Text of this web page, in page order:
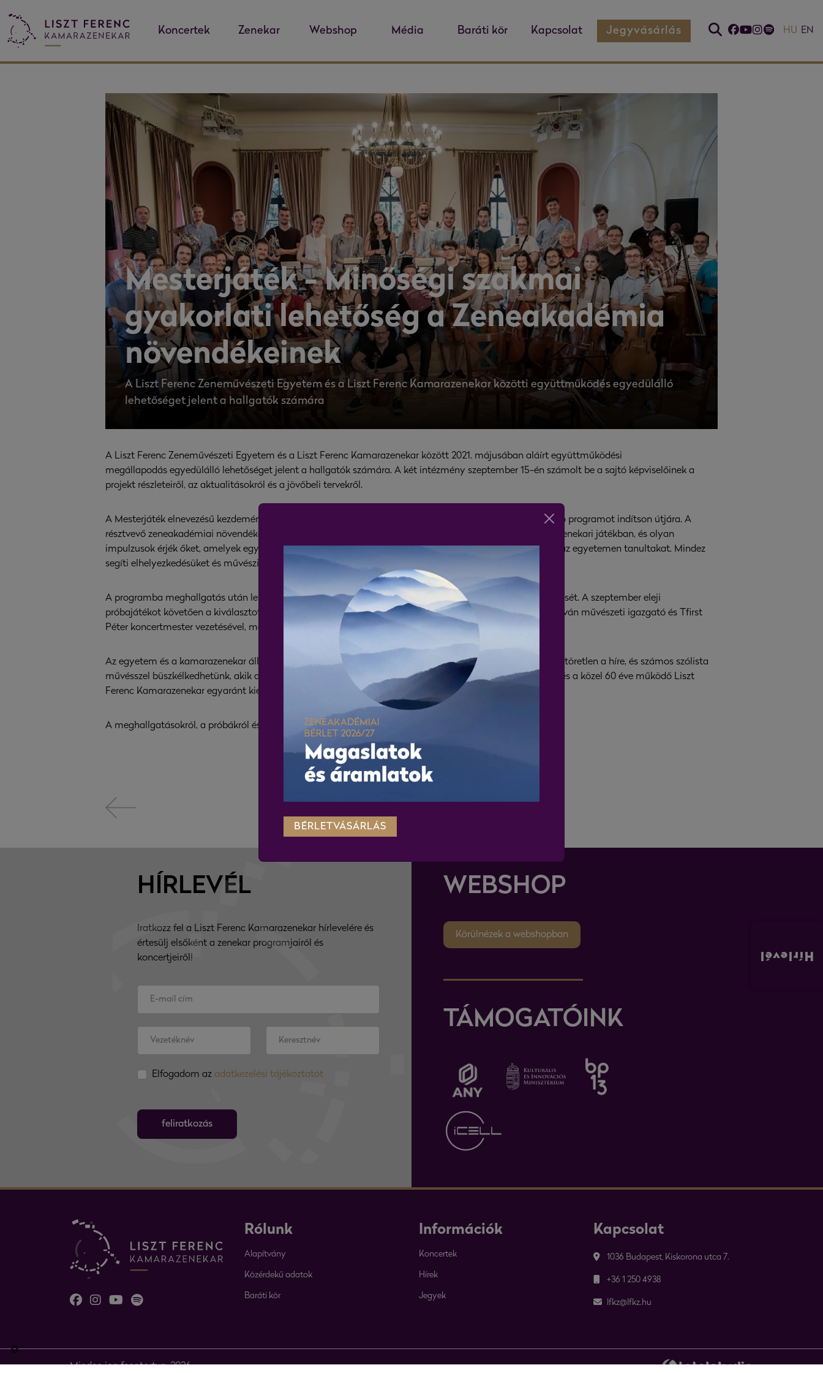
Koncertek Zenekar Webshop Média Baráti kör Kapcsolat Jegyvásárlás HU EN
Mesterjáték - Minőségi szakmai
gyakorlati lehetőség a Zeneakadémia
növendékeinek
A Liszt Ferenc Zeneművészeti Egyetem és a Liszt Ferenc Kamarazenekar közötti együttműködés egyedülálló
lehetőséget jelent a hallgatók számára
A Liszt Ferenc Zeneművészeti Egyetem és a Liszt Ferenc Kamarazenekar között 2021. májusában aláírt együttműködési
megállapodás egyedülálló lehetőséget jelent a hallgatók számára. A két intézmény szeptember 15-én számolt be a sajtó képviselőinek a
projekt részleteiről, az aktualitásokról és a jövőbeli tervekről.
A Mesterjáték elnevezésű kezdeményezés célja, hogy generációkon átívelő, hosszú távú tehetségtámogató programot indítson útjára. A
résztvevő zeneakadémiai növendékek egyedülálló lehetőséget kapnak, hogy tapasztalatot szerezzenek a zenekari játékban, és olyan
impulzusok érjék őket, amelyek egy egész életre meghatározhatják zenei pályájuk alakulását, kiegészítve az egyetemen tanultakat. Mindez
segíti elhelyezkedésüket és művészi fejlődésüket.
A programba meghallgatás után lehetett felvételt nyerni, 59 zeneakadémista növendék adta be jelentkezését. A szeptember eleji
próbajátékot követően a kiválasztott diákokkal többhónapos közös próbaidőszak vette kezdetét Várdai István művészeti igazgató és Tfirst
Péter koncertmester vezetésével, majd egy közös zeneakadémiai koncert és egy külföldi turné következik.
Az egyetem és a kamarazenekar álláspontja, hogy a magyar klasszikus zene fontos exportcikk, a világban töretlen a híre, és számos szólista
művésszel büszkélkedhetünk, akik a nemzetközi élvonalba tartoznak. A csaknem 150 éves Zeneakadémia és a közel 60 éve működő Liszt
Ferenc Kamarazenekar egyaránt kiemelt feladatának tekinti a tehetséggondozást.
A meghallgatásokról, a próbákról és a sajtótájékoztatóról készült képgaléria
HÍRLEVÉL
Iratkozz fel a Liszt Ferenc Kamarazenekar hírlevelére és
értesülj elsőként a zenekar programjairól és
koncertjeiről!
Elfogadom az adatkezelési tájékoztatót
feliratkozás
WEBSHOP
Körülnézek a webshopban
TÁMOGATÓINK
Hírlevél
Rólunk
Alapítvány
Közérdekű adatok
Baráti kör
Információk
Koncertek
Hírek
Jegyek
Kapcsolat
1036 Budapest, Kiskorona utca 7.
+36 1 250 4938
lfkz@lfkz.hu
Minden jog fenntartva. 2026
BÉRLETVÁSÁRLÁS
🍪